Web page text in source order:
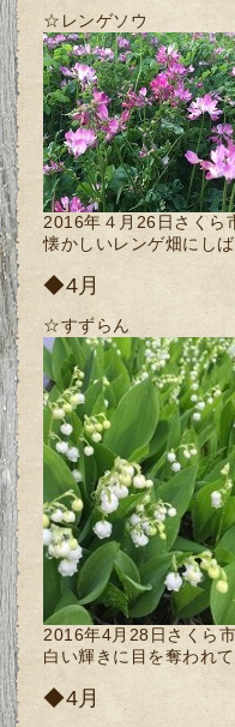
☆レンゲソウ
2016年４月26日さくら
懐かしいレンゲ畑にしば
◆4月
☆すずらん
2016年4月28日さくら
白い輝きに目を奪われて
◆4月